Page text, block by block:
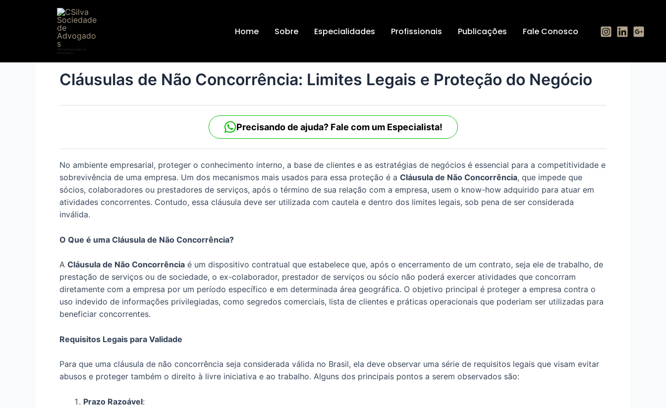
CSilva Sociedade de
Advogados
Home Sobre Especialidades Profissionais Publicações Fale Conosco
Cláusulas de Não Concorrência: Limites Legais e Proteção do Negócio
Precisando de ajuda? Fale com um Especialista!
No ambiente empresarial, proteger o conhecimento interno, a base de clientes e as estratégias de negócios é essencial para a competitividade e
sobrevivência de uma empresa. Um dos mecanismos mais usados para essa proteção é a Cláusula de Não Concorrência, que impede que
sócios, colaboradores ou prestadores de serviços, após o término de sua relação com a empresa, usem o know-how adquirido para atuar em
atividades concorrentes. Contudo, essa cláusula deve ser utilizada com cautela e dentro dos limites legais, sob pena de ser considerada
inválida.
O Que é uma Cláusula de Não Concorrência?
A Cláusula de Não Concorrência é um dispositivo contratual que estabelece que, após o encerramento de um contrato, seja ele de trabalho, de
prestação de serviços ou de sociedade, o ex-colaborador, prestador de serviços ou sócio não poderá exercer atividades que concorram
diretamente com a empresa por um período específico e em determinada área geográfica. O objetivo principal é proteger a empresa contra o
uso indevido de informações privilegiadas, como segredos comerciais, lista de clientes e práticas operacionais que poderiam ser utilizadas para
beneficiar concorrentes.
Requisitos Legais para Validade
Para que uma cláusula de não concorrência seja considerada válida no Brasil, ela deve observar uma série de requisitos legais que visam evitar
abusos e proteger também o direito à livre iniciativa e ao trabalho. Alguns dos principais pontos a serem observados são:
Prazo Razoável: